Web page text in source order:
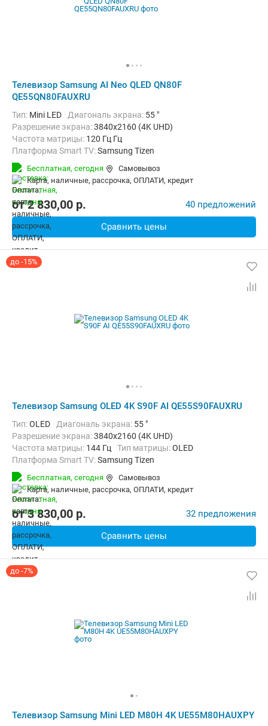
Телевизор Samsung AI Neo QLED QN80F
QE55QN80FAUXRU
Тип: Mini LED Диагональ экрана: 55 "
Разрешение экрана:3840x2160 (4K UHD)
Частота матрицы: 120 Гц Гц
Платформа Smart TV:Samsung Tizen
Беспроводные интерфейсы:
Бесплатная, сегодня
Самовывоз
карта, наличные, рассрочка, ОПЛАТИ, кредит
от2 830,00 p. 40 предложений
Сравнить цены
до -15%
Телевизор Samsung OLED 4K S90F AI QE55S90FAUXRU
Тип:OLED Диагональ экрана: 55 "
Разрешение экрана:3840x2160 (4K UHD)
Частота матрицы: 144 Гц Тип матрицы:OLED
Платформа Smart TV:Samsung Tizen
Беспроводные интерфейсы:
Бесплатная, сегодня
Самовывоз
карта, наличные, рассрочка, ОПЛАТИ, кредит
от3 830,00 p. 32 предложения
Сравнить цены
до -7%
Телевизор Samsung Mini LED M80H 4K UE55M80HAUXPY